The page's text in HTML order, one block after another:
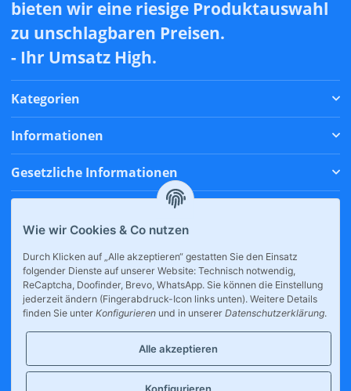
bieten wir eine riesige Produktauswahl
zu unschlagbaren Preisen.
- Ihr Umsatz High.
Kategorien
Informationen
Gesetzliche Informationen
* Alle Preise inkl. gesetzlicher USt., zzgl.Versand
Wie wir Cookies & Co nutzen
Durch Klicken auf „Alle akzeptieren“ gestatten Sie den Einsatz
folgender Dienste auf unserer Website: Technisch notwendig,
ReCaptcha, Doofinder, Brevo, WhatsApp. Sie können die Einstellung
jederzeit ändern (Fingerabdruck-Icon links unten). Weitere Details
finden Sie unter Konfigurieren und in unserer Datenschutzerklärung.
Alle akzeptieren